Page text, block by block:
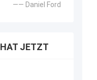
—— Daniel Ford
JETZT